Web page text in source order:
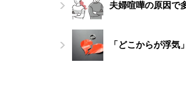
夫婦喧嘩の原因で
「どこからが浮